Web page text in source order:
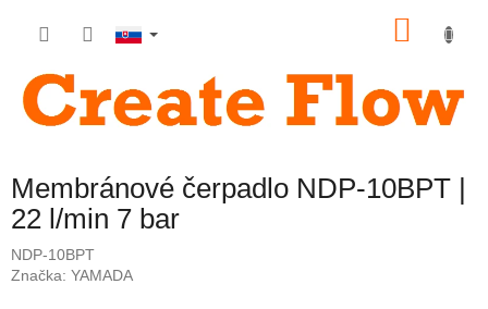
Membránové čerpadlo NDP-10BPT |
22 l/min 7 bar
NDP-10BPT
Značka: YAMADA